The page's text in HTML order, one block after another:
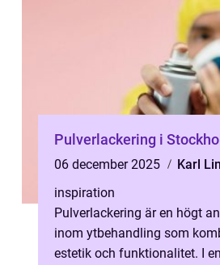
Pulverlackering i
06 december 2025
Karl
inspiration
Pulverlackering är en högt
inom ytbehandling som
estetik och funktionalitet. I